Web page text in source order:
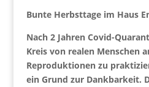
Bunte Herbsttage im Haus
Nach 2 Jahren Covid-
Kreis von realen Menschen
Reproduktionen zu
ein Grund zur Dankbarkeit.